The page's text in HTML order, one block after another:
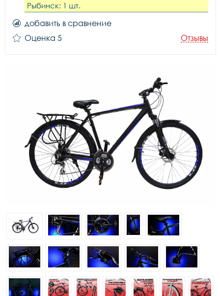
Рыбинск: 1 шт.
добавить в сравнение
Оценка 5
Отзывы